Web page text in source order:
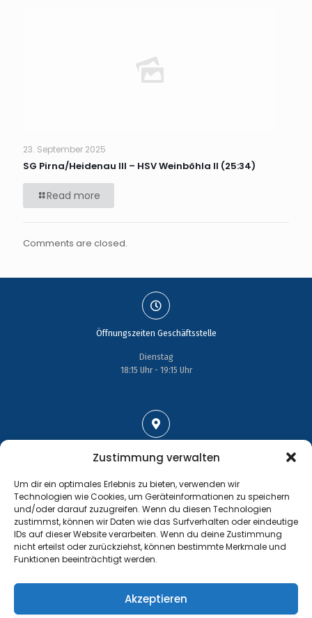
Zustimmung verwalten
Um dir ein optimales Erlebnis zu bieten, verwenden wir
Technologien wie Cookies, um Geräteinformationen zu speichern
und/oder darauf zuzugreifen. Wenn du diesen Technologien
zustimmst, können wir Daten wie das Surfverhalten oder eindeutige
IDs auf dieser Website verarbeiten. Wenn du deine Zustimmung
nicht erteilst oder zurückziehst, können bestimmte Merkmale und
Funktionen beeinträchtigt werden.
Akzeptieren
23. September 2025
SG Pirna/Heidenau III – HSV Weinböhla II (25:34)
Read more
Comments are closed.
Öffnungszeiten Geschäftsstelle
Dienstag
18:15 Uhr - 19:15 Uhr
Großenhainer Straße 17
01689 Wein­böhla
Kontakt
Tel.: +49 35243 477267
info@handball-weinboehla.de